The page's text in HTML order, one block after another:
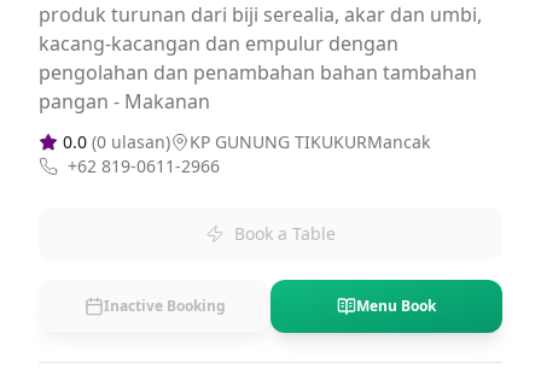
produk turunan dari biji serealia, akar dan umbi,
kacang-kacangan dan empulur dengan
pengolahan dan penambahan bahan tambahan
pangan - Makanan
0.0 (0 ulasan)
KP GUNUNG TIKUKURMancak
+62 819-0611-2966
Book a Table
Inactive Booking Menu Book